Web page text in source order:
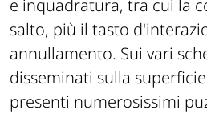
e inquadratura, tra cui la
salto, più il tasto
annullamento. Sui vari
disseminati sulla
presenti numerosissimi